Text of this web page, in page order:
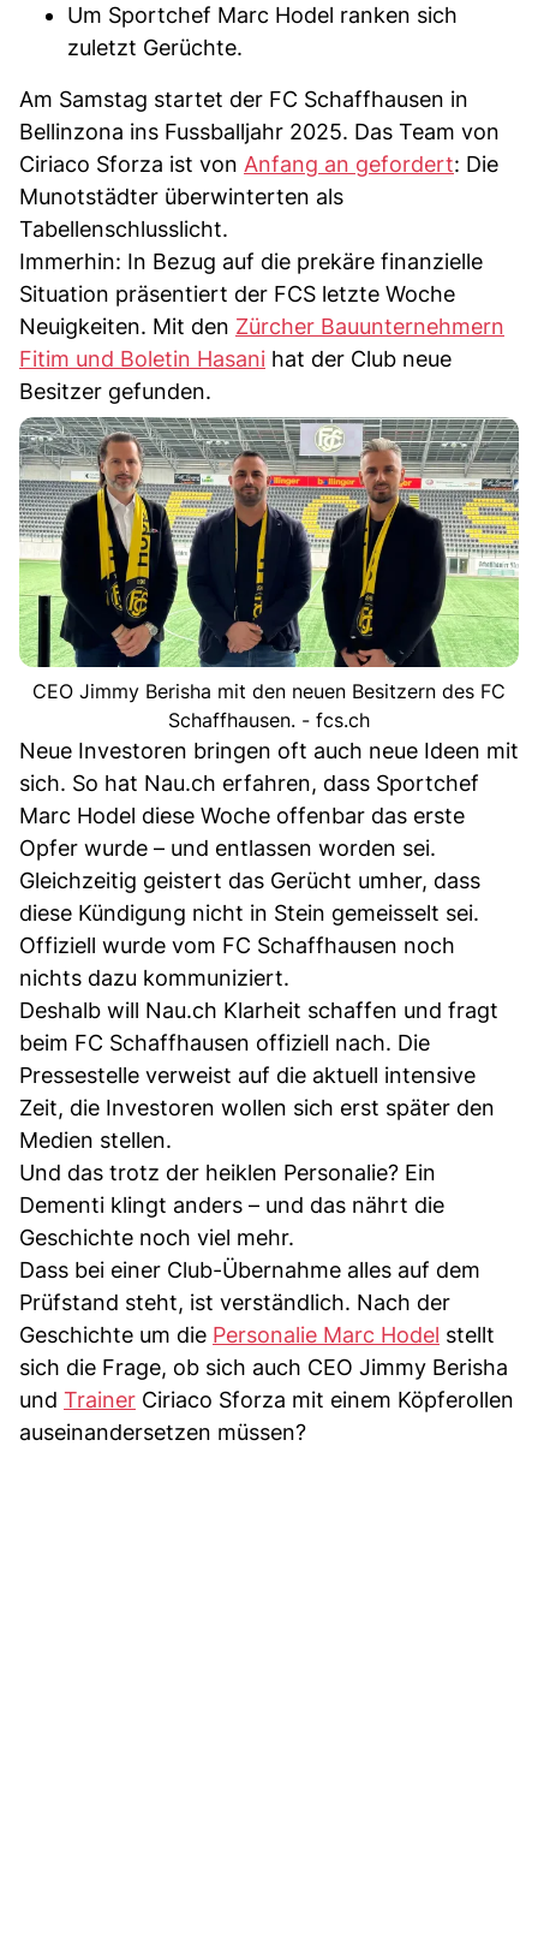
Um Sportchef Marc Hodel ranken sich
zuletzt Gerüchte.
Am Samstag startet der FC Schaffhausen in
Bellinzona ins Fussballjahr 2025. Das Team von
Ciriaco Sforza ist von Anfang an gefordert: Die
Munotstädter überwinterten als
Tabellenschlusslicht.
Immerhin: In Bezug auf die prekäre finanzielle
Situation präsentiert der FCS letzte Woche
Neuigkeiten. Mit den Zürcher Bauunternehmern
Fitim und Boletin Hasani hat der Club neue
Besitzer gefunden.
CEO Jimmy Berisha mit den neuen Besitzern des FC
Schaffhausen. - fcs.ch
Neue Investoren bringen oft auch neue Ideen mit
sich. So hat Nau.ch erfahren, dass Sportchef
Marc Hodel diese Woche offenbar das erste
Opfer wurde – und entlassen worden sei.
Gleichzeitig geistert das Gerücht umher, dass
diese Kündigung nicht in Stein gemeisselt sei.
Offiziell wurde vom FC Schaffhausen noch
nichts dazu kommuniziert.
Deshalb will Nau.ch Klarheit schaffen und fragt
beim FC Schaffhausen offiziell nach. Die
Pressestelle verweist auf die aktuell intensive
Zeit, die Investoren wollen sich erst später den
Medien stellen.
Und das trotz der heiklen Personalie? Ein
Dementi klingt anders – und das nährt die
Geschichte noch viel mehr.
Dass bei einer Club-Übernahme alles auf dem
Prüfstand steht, ist verständlich. Nach der
Geschichte um die Personalie Marc Hodel stellt
sich die Frage, ob sich auch CEO Jimmy Berisha
und Trainer Ciriaco Sforza mit einem Köpferollen
auseinandersetzen müssen?